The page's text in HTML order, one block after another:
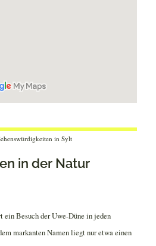
in Sylt
in der Natur
ein Besuch der Uwe-Düne in jeden
markanten Namen liegt nur etwa einen